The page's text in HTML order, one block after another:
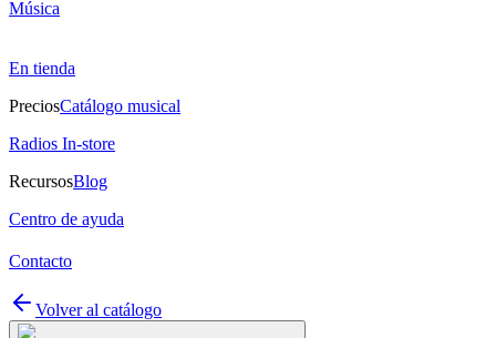
Música
En tienda
PreciosCatálogo musical
Radios In-store
RecursosBlog
Centro de ayuda
Contacto
Volver al catálogo